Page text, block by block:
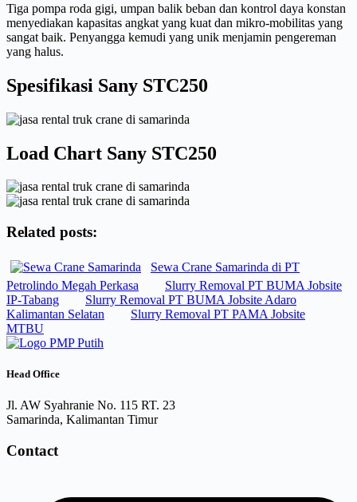
Tiga pompa roda gigi, umpan balik beban dan kontrol daya konstan
menyediakan kapasitas angkat yang kuat dan mikro-mobilitas yang
sangat baik. Penyangga kemudi yang unik menjamin pengereman
yang halus.
Spesifikasi Sany STC250
Load Chart Sany STC250
Related posts:
Sewa Crane Samarinda di PT
Petrolindo Megah Perkasa
Slurry Removal PT BUMA Jobsite
IP-Tabang
Slurry Removal PT BUMA Jobsite Adaro
Kalimantan Selatan
Slurry Removal PT PAMA Jobsite
MTBU
Head Office
Jl. AW Syahranie No. 115 RT. 23
Samarinda, Kalimantan Timur
Contact